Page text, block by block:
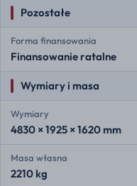
Pozostałe
Forma finansowania
Finansowanie ratalne
Wymiary i masa
Wymiary
4830 × 1925 × 1620 mm
Masa własna
2210 kg